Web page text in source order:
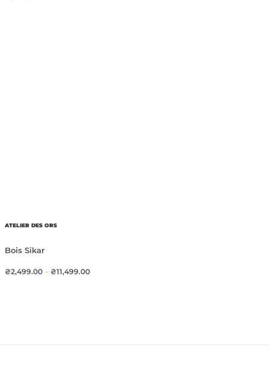
ATELIER DES ORS
Bois Sikar
₴2,499.00– ₴11,499.00